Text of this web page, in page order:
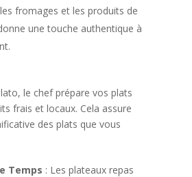
fromages et les produits de
une touche authentique à
le chef prépare vos plats
frais et locaux. Cela assure
des plats que vous
Temps : Les plateaux repas